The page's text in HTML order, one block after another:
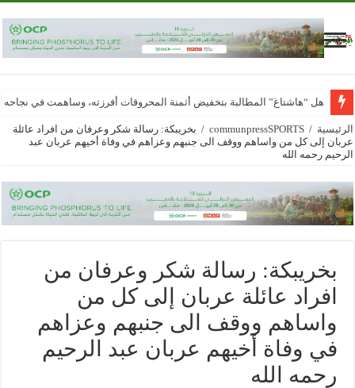
هل “هاشتاغ” المطالبة بتخفيض أثمنة المحروقات أفرزته، وساهمت في
الرئيسية /
communpressSPORTS
/ بخريبكة: رسالة شكر وعرفان من افراد عائلة
عربان إلى كل من واساهم ووقف الى جنبهم وعزاهم في وفاة أخيهم عربان عبد
الرحيم رحمه الله
بخريبكة: رسالة شكر وعرفان من
افراد عائلة عربان إلى كل من
واساهم ووقف الى جنبهم وعزاهم
في وفاة أخيهم عربان عبد الرحيم
رحمه الله